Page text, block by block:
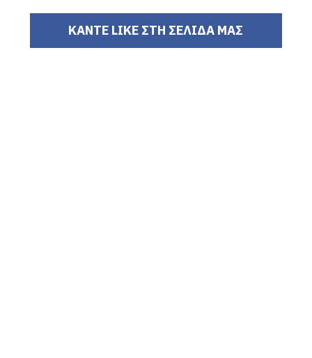
ΚΑΝΤΕ LIKE ΣΤΗ ΣΕΛΙΔΑ ΜΑΣ